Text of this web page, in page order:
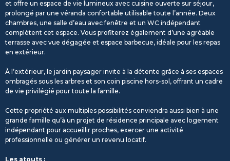
et offre un espace de vie lumineux avec cuisine ouverte sur séjour,
prolongé par une véranda confortable utilisable toute l’année. Deux
chambres, une salle d’eau avec fenêtre et un WC indépendant
complètent cet espace. Vous profiterez également d’une agréable
terrasse avec vue dégagée et espace barbecue, idéale pour les repas
en extérieur.
À l’extérieur, le jardin paysager invite à la détente grâce à ses espaces
ombragés sous les arbres et son coin piscine hors-sol, offrant un cadre
de vie privilégié pour toute la famille.
Cette propriété aux multiples possibilités conviendra aussi bien à une
grande famille qu’à un projet de résidence principale avec logement
indépendant pour accueillir proches, exercer une activité
professionnelle ou générer un revenu locatif.
Les atouts :